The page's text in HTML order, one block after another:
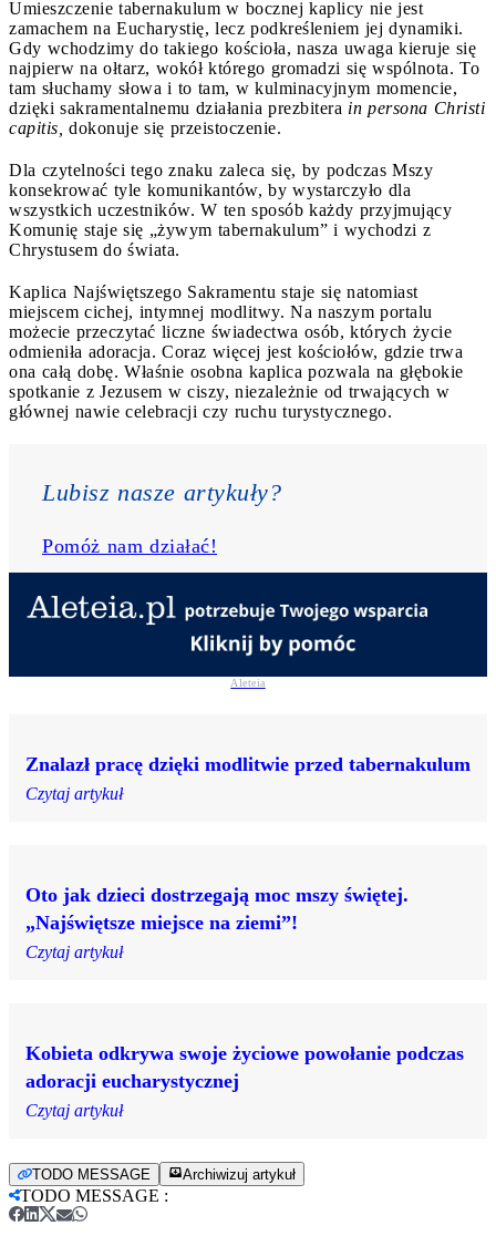
Umieszczenie tabernakulum w bocznej kaplicy nie jest
zamachem na Eucharystię, lecz podkreśleniem jej dynamiki.
Gdy wchodzimy do takiego kościoła, nasza uwaga kieruje się
najpierw na ołtarz, wokół którego gromadzi się wspólnota. To
tam słuchamy słowa i to tam, w kulminacyjnym momencie,
dzięki sakramentalnemu działania prezbitera in persona Christi
capitis, dokonuje się przeistoczenie.
Dla czytelności tego znaku zaleca się, by podczas Mszy
konsekrować tyle komunikantów, by wystarczyło dla
wszystkich uczestników. W ten sposób każdy przyjmujący
Komunię staje się „żywym tabernakulum” i wychodzi z
Chrystusem do świata.
Kaplica Najświętszego Sakramentu staje się natomiast
miejscem cichej, intymnej modlitwy. Na naszym portalu
możecie przeczytać liczne świadectwa osób, których życie
odmieniła adoracja. Coraz więcej jest kościołów, gdzie trwa
ona całą dobę. Właśnie osobna kaplica pozwala na głębokie
spotkanie z Jezusem w ciszy, niezależnie od trwających w
głównej nawie celebracji czy ruchu turystycznego.
Lubisz nasze artykuły?
Pomóż nam działać!
Aleteia
Znalazł pracę dzięki modlitwie przed tabernakulum
Czytaj artykuł
Oto jak dzieci dostrzegają moc mszy świętej.
„Najświętsze miejsce na ziemi”!
Czytaj artykuł
Kobieta odkrywa swoje życiowe powołanie podczas
adoracji eucharystycznej
Czytaj artykuł
TODO MESSAGE Archiwizuj artykuł
TODO MESSAGE :